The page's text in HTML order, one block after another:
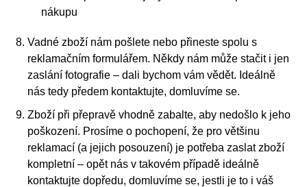
nákupu
Vadné zboží nám pošlete nebo přineste spolu s
reklamačním formulářem. Někdy nám může stačit i jen
zaslání fotografie – dali bychom vám vědět. Ideálně
nás tedy předem kontaktujte, domluvíme se.
Zboží při přepravě vhodně zabalte, aby nedošlo k jeho
poškození. Prosíme o pochopení, že pro většinu
reklamací (a jejich posouzení) je potřeba zaslat zboží
kompletní – opět nás v takovém případě ideálně
kontaktujte dopředu, domluvíme se, jestli je to i váš